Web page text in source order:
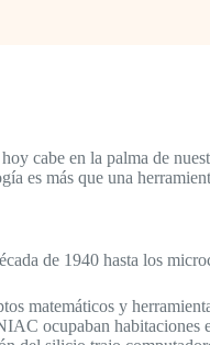
cabe en la palma de
es más que una
de 1940 hasta los
matemáticos y
ocupaban habitaciones